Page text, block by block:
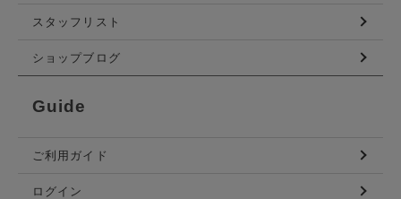
スタッフリスト
ショップブログ
Guide
ご利用ガイド
ログイン